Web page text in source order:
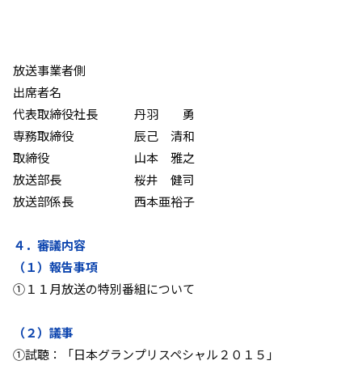
放送事業者側
出席者名
代表取締役社長 丹羽 勇
専務取締役 辰己 清和
取締役 山本 雅之
放送部長 桜井 健司
放送部係長 西本亜裕子
４．審議内容
（１）報告事項
①１１月放送の特別番組について
（２）議事
①試聴：「日本グランプリスペシャル２０１５」